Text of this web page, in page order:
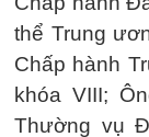
thể Trung
Chấp hành
khóa VIII;
Thường vụ